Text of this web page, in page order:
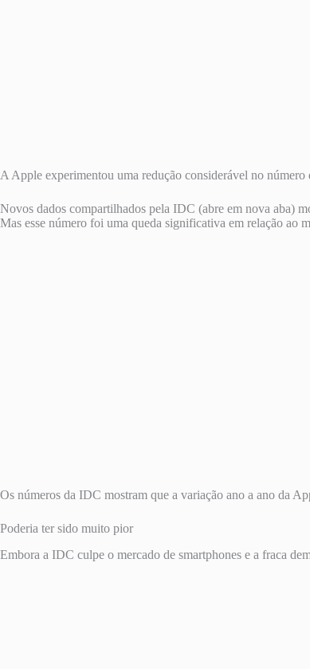
A Apple experimentou uma redução considerável no
Novos dados compartilhados pela IDC (abre em nova aba)
Mas esse número foi uma queda significativa em relação ao
Os números da IDC mostram que a variação ano a ano da
Poderia ter sido muito pior
Embora a IDC culpe o mercado de smartphones e a fraca